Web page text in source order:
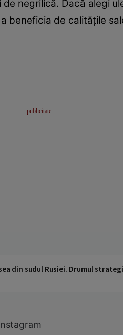
negrilică. Dacă alegi
beneficia de calităţile
din sudul Rusiei. Drumul